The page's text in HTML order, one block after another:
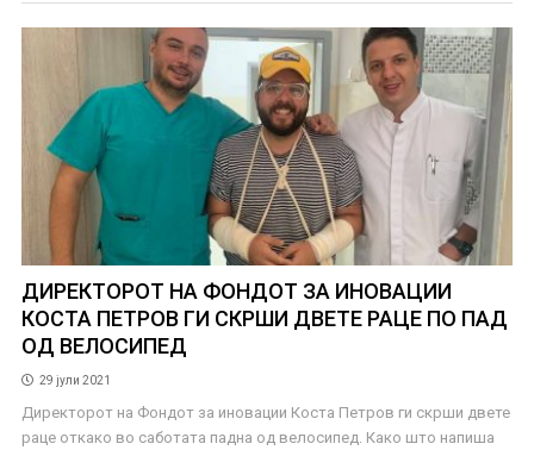
ДИРЕКТОРОТ НА ФОНДОТ ЗА ИНОВАЦИИ
КОСТА ПЕТРОВ ГИ СКРШИ ДВЕТЕ РАЦЕ ПО ПАД
ОД ВЕЛОСИПЕД
29 јули 2021
Директорот на Фондот за иновации Коста Петров ги скрши двете
раце откако во саботата падна од велосипед. Како што напиша